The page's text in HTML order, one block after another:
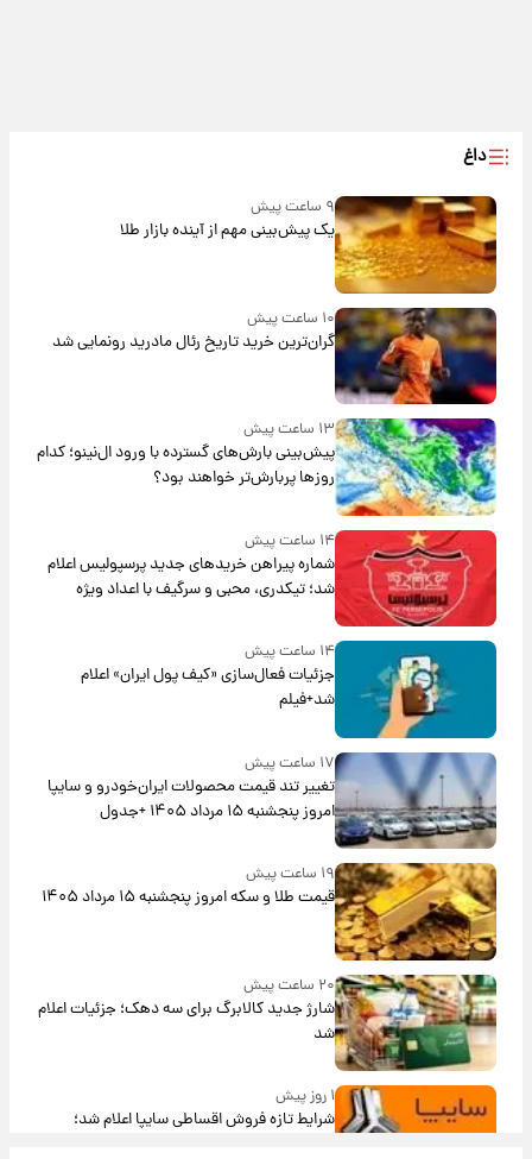
داغ
۹ ساعت پیش
یک پیش‌بینی مهم از آینده بازار طلا
۱۰ ساعت پیش
گران‌ترین خرید تاریخ رئال مادرید رونمایی شد
۱۳ ساعت پیش
پیش‌بینی بارش‌های گسترده با ورود ال‌نینو؛ کدام
روزها پربارش‌تر خواهند بود؟
۱۴ ساعت پیش
شماره پیراهن خریدهای جدید پرسپولیس اعلام
شد؛ تیکدری، محبی و سرگیف با اعداد ویژه
۱۴ ساعت پیش
جزئیات فعال‌سازی «کیف پول ایران» اعلام
شد+فیلم
۱۷ ساعت پیش
تغییر تند قیمت محصولات ایران‌خودرو و سایپا
امروز پنجشنبه ۱۵ مرداد ۱۴۰۵ +جدول
۱۹ ساعت پیش
قیمت طلا و سکه امروز پنجشنبه ۱۵ مرداد ۱۴۰۵
۲۰ ساعت پیش
شارژ جدید کالابرگ برای سه دهک؛ جزئیات اعلام
شد
۱ روز پیش
شرایط تازه فروش اقساطی سایپا اعلام شد؛